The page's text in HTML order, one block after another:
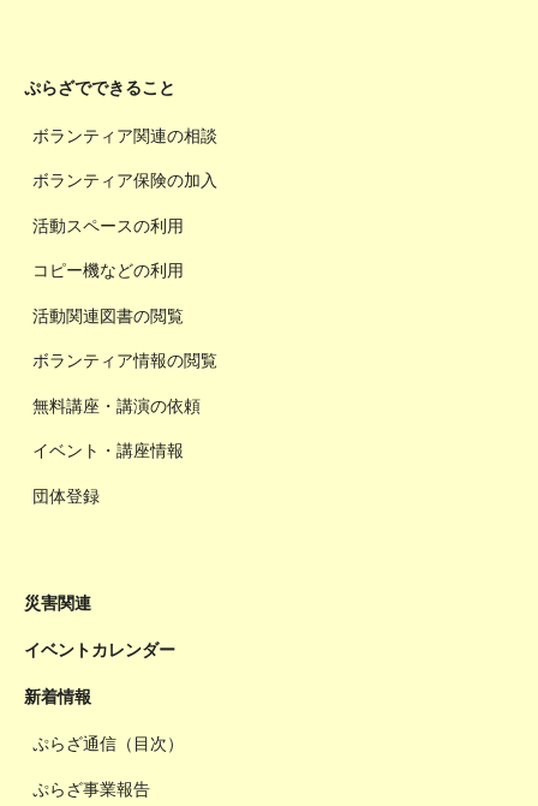
ぷらざでできること
ボランティア関連の相談
ボランティア保険の加入
活動スペースの利用
コピー機などの利用
活動関連図書の閲覧
ボランティア情報の閲覧
無料講座・講演の依頼
イベント・講座情報
団体登録
災害関連
イベントカレンダー
新着情報
ぷらざ通信（目次）
ぷらざ事業報告